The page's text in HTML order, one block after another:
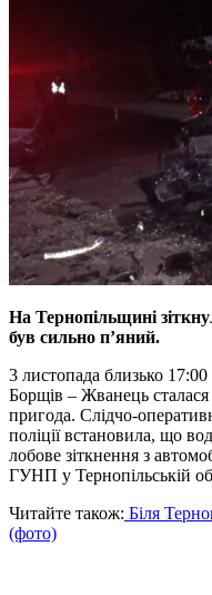
На Тернопільщині
був сильно п’яний.
3 листопада близько
Борщів – Жванець
пригода. Слідчо-
поліції встановила, що
лобове зіткнення з
ГУНП у Тернопільській
Читайте також: Біля
(фото)